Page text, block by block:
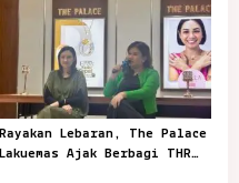
Rayakan Lebaran, The Palace
Lakuemas Ajak Berbagi THR